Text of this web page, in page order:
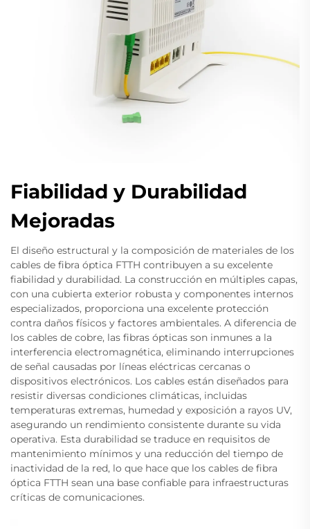
Fiabilidad y Durabilidad
Mejoradas
El diseño estructural y la composición de materiales de los
cables de fibra óptica FTTH contribuyen a su excelente
fiabilidad y durabilidad. La construcción en múltiples capas,
con una cubierta exterior robusta y componentes internos
especializados, proporciona una excelente protección
contra daños físicos y factores ambientales. A diferencia de
los cables de cobre, las fibras ópticas son inmunes a la
interferencia electromagnética, eliminando interrupciones
de señal causadas por líneas eléctricas cercanas o
dispositivos electrónicos. Los cables están diseñados para
resistir diversas condiciones climáticas, incluidas
temperaturas extremas, humedad y exposición a rayos UV,
asegurando un rendimiento consistente durante su vida
operativa. Esta durabilidad se traduce en requisitos de
mantenimiento mínimos y una reducción del tiempo de
inactividad de la red, lo que hace que los cables de fibra
óptica FTTH sean una base confiable para infraestructuras
críticas de comunicaciones.